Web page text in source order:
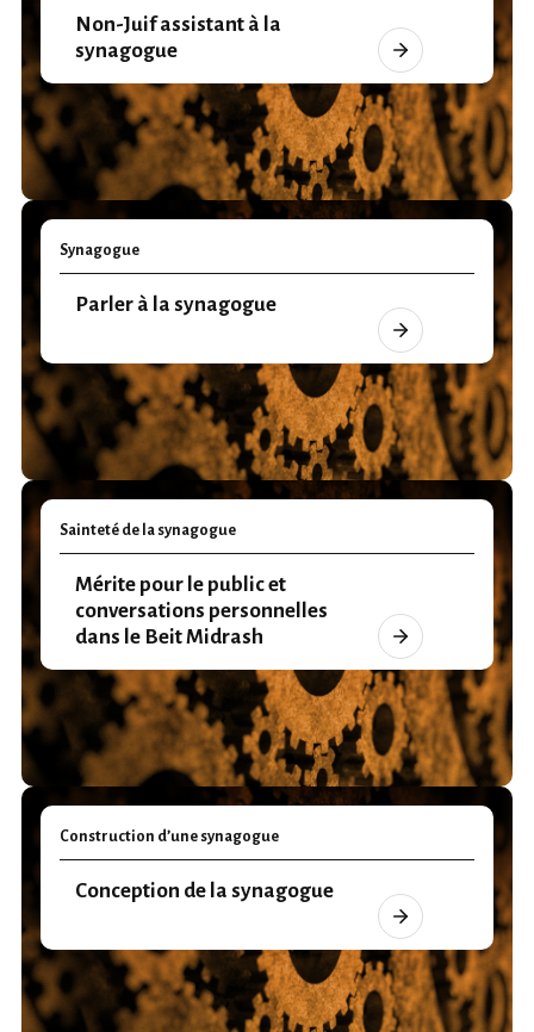
Non-Juif assistant à la
synagogue
Synagogue
Parler à la synagogue
Sainteté de la synagogue
Mérite pour le public et
conversations personnelles
dans le Beit Midrash
Construction d’une synagogue
Conception de la synagogue